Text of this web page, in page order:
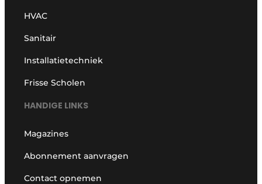
HVAC
Sanitair
Installatietechniek
Frisse Scholen
HANDIGE LINKS
Magazines
Abonnement aanvragen
Contact opnemen